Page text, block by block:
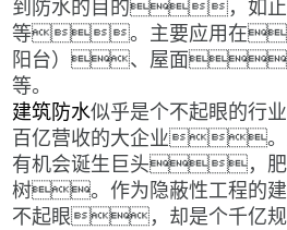
到防水的目的，如止
等。主要应用在
阳台）、屋面、
等。
建筑防水似乎是个不起眼的行
百亿营收的大企业。
有机会诞生巨头，肥
树。作为隐蔽性工程的
不起眼，却是个千亿规